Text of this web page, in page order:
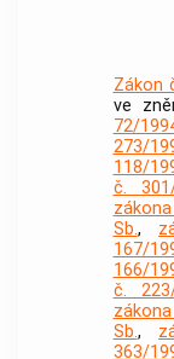
Zákon
ve
72/
273/
118/
č.
Sb.,
167/
166/
č.
Sb.,
363/